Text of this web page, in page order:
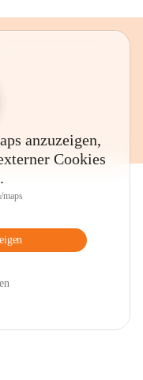
anzuzeigen,
Cookies
maps